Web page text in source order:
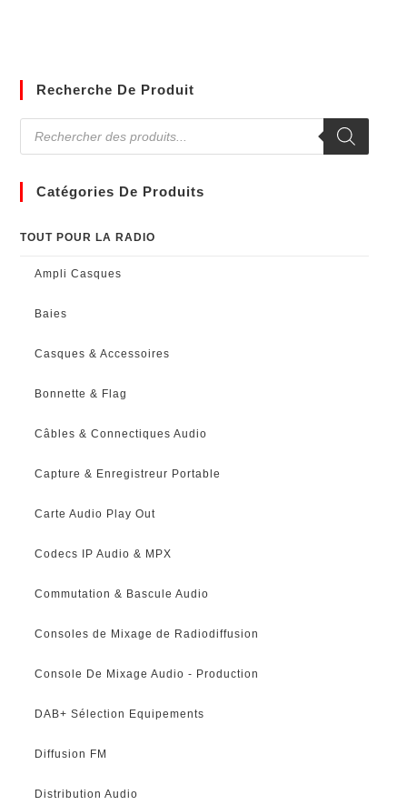
Recherche De Produit
Catégories De Produits
TOUT POUR LA RADIO
Ampli Casques
Baies
Casques & Accessoires
Bonnette & Flag
Câbles & Connectiques Audio
Capture & Enregistreur Portable
Carte Audio Play Out
Codecs IP Audio & MPX
Commutation & Bascule Audio
Consoles de Mixage de Radiodiffusion
Console De Mixage Audio - Production
DAB+ Sélection Equipements
Diffusion FM
Distribution Audio